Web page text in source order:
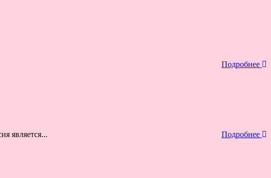
Подробнее
является... Подробнее